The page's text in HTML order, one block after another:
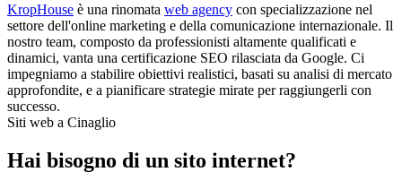
KropHouse è una rinomata web agency con specializzazione nel
settore dell'online marketing e della comunicazione internazionale. Il
nostro team, composto da professionisti altamente qualificati e
dinamici, vanta una certificazione SEO rilasciata da Google. Ci
impegniamo a stabilire obiettivi realistici, basati su analisi di mercato
approfondite, e a pianificare strategie mirate per raggiungerli con
successo.
Siti web a Cinaglio
Hai bisogno di un sito internet?